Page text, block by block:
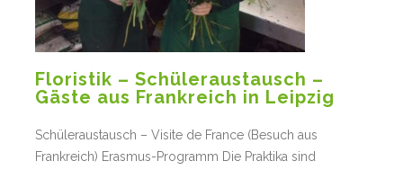
Floristik – Schüleraustausch –
Gäste aus Frankreich in Leipzig
Schüleraustausch – Visite de France (Besuch aus
Frankreich) Erasmus-Programm Die Praktika sind